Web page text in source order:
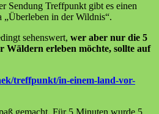
Sendung Treffpunkt gibt es einen
in der Wildnis“.
sehenswert, wer aber nur die 5
erleben möchte, sollte auf
treffpunkt/in-einem-land-vor-
gemacht. Für 5 Minuten wurde 5